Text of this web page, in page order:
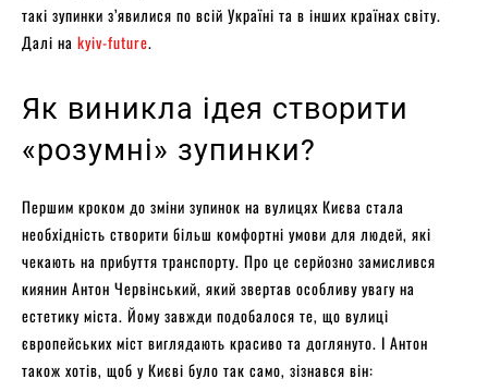
такі зупинки з’явилися по всій Україні та в інших країнах світу.
Далі на kyiv-future.
Як виникла ідея створити
«розумні» зупинки?
Першим кроком до зміни зупинок на вулицях Києва стала
необхідність створити більш комфортні умови для людей, які
чекають на прибуття транспорту. Про це серйозно замислився
киянин Антон Червінський, який звертав особливу увагу на
естетику міста. Йому завжди подобалося те, що вулиці
європейських міст виглядають красиво та доглянуто. І Антон
також хотів, щоб у Києві було так само, зізнався він: